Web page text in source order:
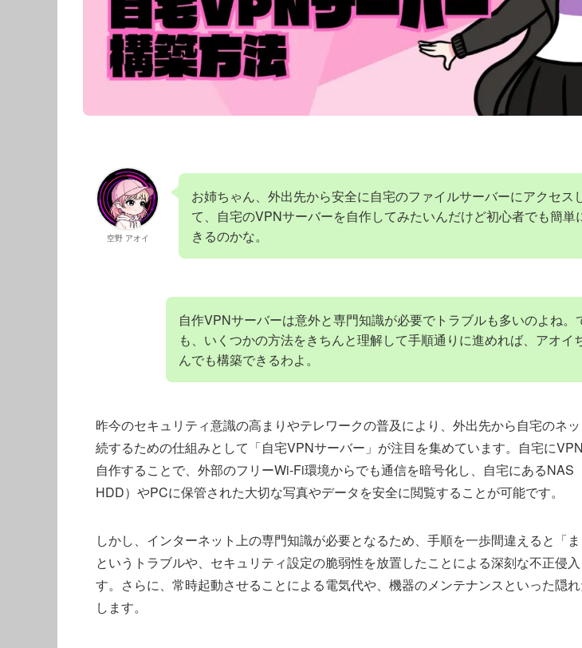
空野 アオイ
お姉ちゃん、外出先から安全に自宅のファイルサーバーにアクセス
て、自宅のVPNサーバーを自作してみたいんだけど初心者でも簡単
きるのかな。
自作VPNサーバーは意外と専門知識が必要でトラブルも多いのよね。
も、いくつかの方法をきちんと理解して手順通りに進めれば、アオイ
んでも構築できるわよ。
昨今のセキュリティ意識の高まりやテレワークの普及により、外出先から自宅のネ
続するための仕組みとして「自宅VPNサーバー」が注目を集めています。自宅に
自作することで、外部のフリーWi-Fi環境からでも通信を暗号化し、自宅にあるNAS
HDD）やPCに保管された大切な写真やデータを安全に閲覧することが可能です。
しかし、インターネット上の専門知識が必要となるため、手順を一歩間違えると「ま
というトラブルや、セキュリティ設定の脆弱性を放置したことによる深刻な不正侵
す。さらに、常時起動させることによる電気代や、機器のメンテナンスといった隠
します。